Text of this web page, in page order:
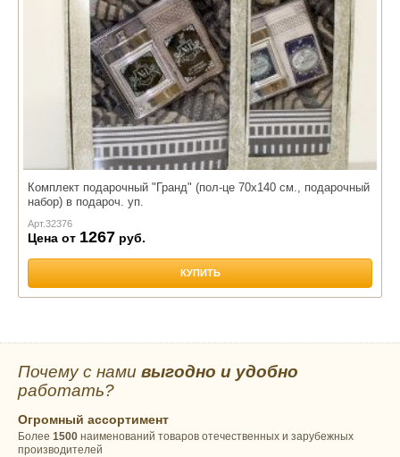
Комплект подарочный "Гранд" (пол-це 70х140 см., подарочный
набор) в подароч. уп.
Арт.32376
Цена от 1267 руб.
КУПИТЬ
Почему с нами выгодно и удобно
работать?
Огромный ассортимент
Более 1500 наименований товаров отечественных и зарубежных
производителей